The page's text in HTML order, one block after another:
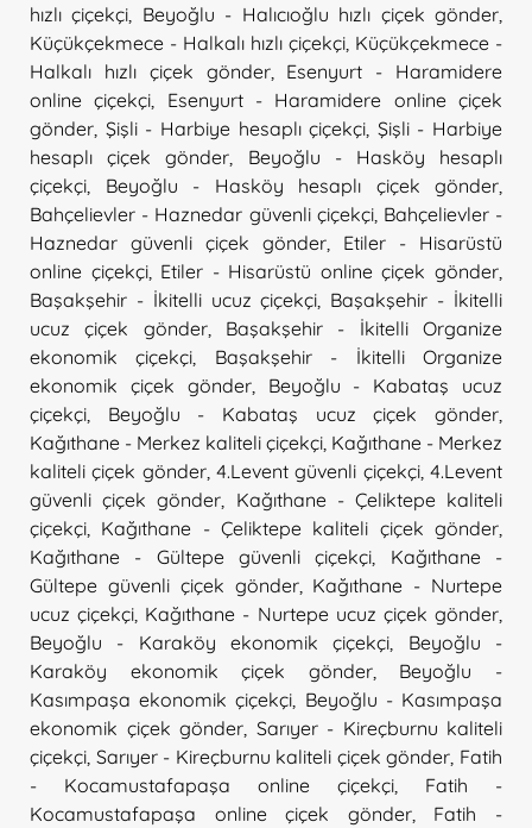
hızlı çiçekçi
Beyoğlu - Halıcıoğlu hızlı çiçek gönder
Küçükçekmece - Halkalı hızlı çiçekçi Küçükçekmece -
Halkalı hızlı çiçek gönder, Esenyurt - Haramidere
online çiçekçi
Esenyurt - Haramidere online çiçek
gönder Şişli - Harbiye hesaplı çiçekçi Şişli - Harbiye
hesaplı çiçek gönder
Beyoğlu - Hasköy hesaplı
çiçekçi
Beyoğlu - Hasköy hesaplı çiçek gönder
Bahçelievler - Haznedar güvenli çiçekçi, Bahçelievler -
Haznedar güvenli çiçek gönder
Etiler - Hisarüstü
online çiçekçi, Etiler - Hisarüstü online çiçek gönder
Başakşehir - İkitelli ucuz çiçekçi Başakşehir - İkitelli
ucuz çiçek gönder, Başakşehir - İkitelli Organize
ekonomik çiçekçi
Başakşehir - İkitelli Organize
ekonomik çiçek gönder, Beyoğlu - Kabataş ucuz
çiçekçi
Beyoğlu - Kabataş ucuz çiçek gönder
Kağıthane - Merkez kaliteli çiçekçi Kağıthane - Merkez
kaliteli çiçek gönder,4.Levent güvenli çiçekçi,4.Levent
güvenli çiçek gönder
Kağıthane - Çeliktepe kaliteli
çiçekçi
Kağıthane - Çeliktepe kaliteli çiçek gönder
Kağıthane - Gültepe güvenli çiçekçi
Kağıthane -
Gültepe güvenli çiçek gönder, Kağıthane - Nurtepe
ucuz çiçekçi Kağıthane - Nurtepe ucuz çiçek gönder
Beyoğlu - Karaköy ekonomik çiçekçi
Beyoğlu -
Karaköy ekonomik çiçek gönder, Beyoğlu -
Kasımpaşa ekonomik çiçekçi Beyoğlu - Kasımpaşa
ekonomik çiçek gönder Sarıyer - Kireçburnu kaliteli
çiçekçi Sarıyer - Kireçburnu kaliteli çiçek gönder Fatih
- Kocamustafapaşa online çiçekçi
Fatih -
Kocamustafapaşa online çiçek gönder, Fatih -